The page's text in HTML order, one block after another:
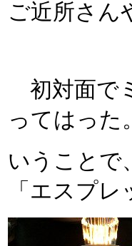
ご近所さん
初対面で
ってはった
いうことで
「エスプ